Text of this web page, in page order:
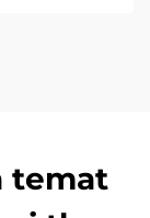
temat